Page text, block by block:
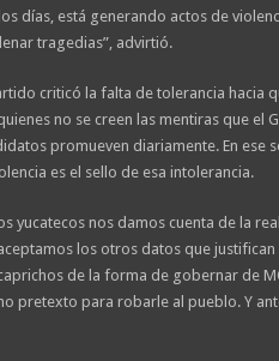
días, está generando actos de
tragedias”, advirtió.
criticó la falta de tolerancia hacia
no se creen las mentiras que el
promueven diariamente. En ese
es el sello de esa intolerancia.
yucatecos nos damos cuenta de la
los otros datos que
de la forma de gobernar de
pretexto para robarle al pueblo. Y